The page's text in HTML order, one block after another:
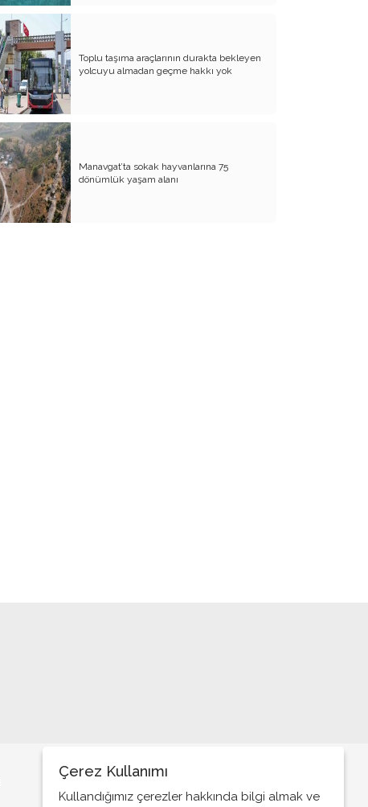
Dijital Çağın Çocukları
Sıcak, Sıcak Çok Sıcak !!
FİKRET OTYAM’IN ANISINA
BİZDE KAÇ ROWAN VAR ACABA?
SANA NE!!
KADIN CİNAYETLERİNE FARKLI BİR
BAKIŞ
SUYUMUZ ISINIYOR
RAMAZAN’IN OLURSA OLMAZLARI
MADDE BAĞIMLILARI İÇİN ACİLEN
Toplu taşıma araçlarının durakta bekleyen
yolcuyu almadan geçme hakkı yok
Manavgat’ta sokak hayvanlarına 75
dönümlük yaşam alanı
Çerez Kullanımı
Kullandığımız çerezler hakkında bilgi almak ve